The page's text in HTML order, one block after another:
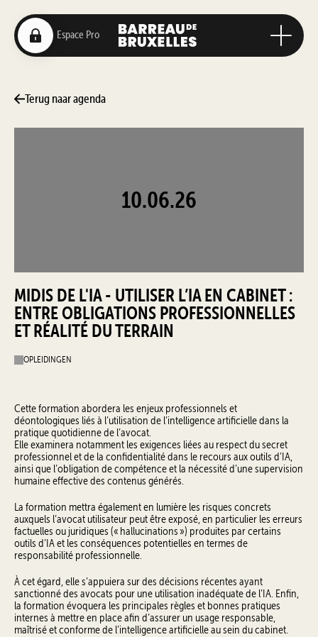
Terug naar agenda
MIDIS DE L'IA - UTILISER L’IA EN CABINET :
ENTRE OBLIGATIONS PROFESSIONNELLES
ET RÉALITÉ DU TERRAIN
OPLEIDINGEN
10.06.26
Cette formation abordera les enjeux professionnels et
déontologiques liés à l’utilisation de l’intelligence artificielle dans la
pratique quotidienne de l’avocat.
Elle examinera notamment les exigences liées au respect du secret
professionnel et de la confidentialité dans le recours aux outils d’IA,
ainsi que l’obligation de compétence et la nécessité d’une supervision
humaine effective des contenus générés.
La formation mettra également en lumière les risques concrets
auxquels l’avocat utilisateur peut être exposé, en particulier les erreurs
factuelles ou juridiques (« hallucinations ») produites par certains
outils d’IA et les conséquences potentielles en termes de
responsabilité professionnelle.
À cet égard, elle s’appuiera sur des décisions récentes ayant
sanctionné des avocats pour une utilisation inadéquate de l’IA. Enfin,
la formation évoquera les principales règles et bonnes pratiques
internes à mettre en place afin d’assurer un usage responsable,
maîtrisé et conforme de l’intelligence artificielle au sein du cabinet.